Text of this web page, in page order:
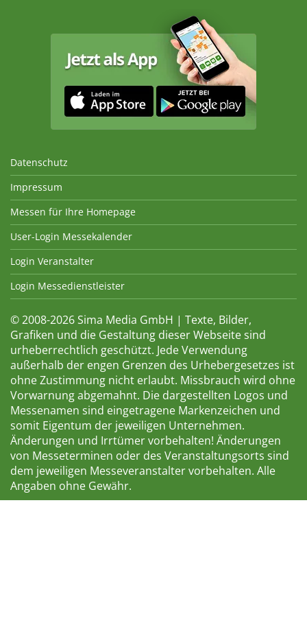
Datenschutz
Impressum
Messen für Ihre Homepage
User-Login Messekalender
Login Veranstalter
Login Messedienstleister
© 2008-2026 Sima Media GmbH | Texte, Bilder,
Grafiken und die Gestaltung dieser Webseite sind
urheberrechtlich geschützt. Jede Verwendung
außerhalb der engen Grenzen des Urhebergesetzes ist
ohne Zustimmung nicht erlaubt. Missbrauch wird ohne
Vorwarnung abgemahnt. Die dargestellten Logos und
Messenamen sind eingetragene Markenzeichen und
somit Eigentum der jeweiligen Unternehmen.
Änderungen und Irrtümer vorbehalten! Änderungen
von Messeterminen oder des Veranstaltungsorts sind
dem jeweiligen Messeveranstalter vorbehalten. Alle
Angaben ohne Gewähr.